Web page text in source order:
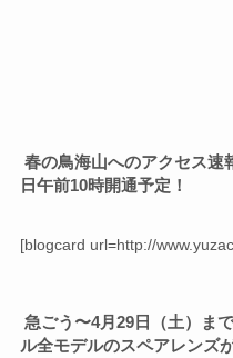
春の鳥海山へのアクセス
日午前10時開通予定！
[blogcard url=http://
急ごう〜4月29日（土）
ル全モデルのスペアレン